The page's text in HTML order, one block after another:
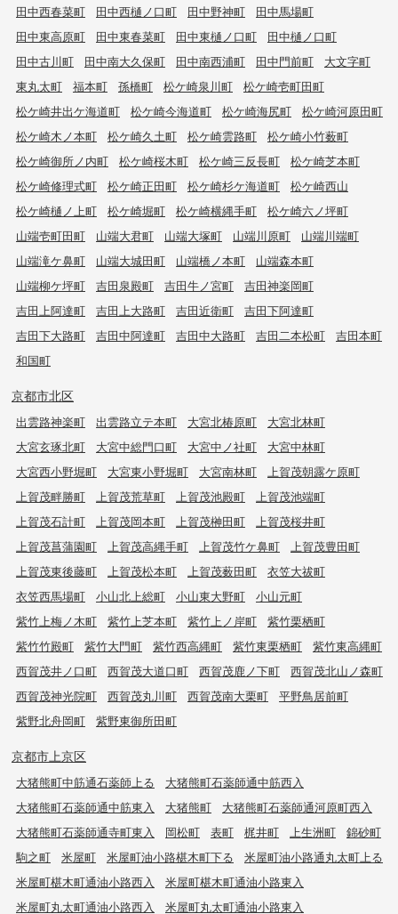
田中西春菜町
田中西樋ノ口町 田中野神町
田中馬場町
田中東高原町
田中東春菜町 田中東樋ノ口町
田中樋ノ口町
田中古川町
田中南大久保町 田中南西浦町 田中門前町
大文字町
東丸太町
福本町 孫橋町 松ケ崎泉川町
松ケ崎壱町田町
松ケ崎井出ケ海道町
松ケ崎今海道町 松ケ崎海尻町
松ケ崎河原田町
松ケ崎木ノ本町
松ケ崎久土町 松ケ崎雲路町
松ケ崎小竹薮町
松ケ崎御所ノ内町
松ケ崎桜木町 松ケ崎三反長町
松ケ崎芝本町
松ケ崎修理式町
松ケ崎正田町 松ケ崎杉ケ海道町
松ケ崎西山
松ケ崎樋ノ上町
松ケ崎堀町 松ケ崎横縄手町
松ケ崎六ノ坪町
山端壱町田町
山端大君町 山端大塚町 山端川原町
山端川端町
山端滝ケ鼻町
山端大城田町 山端橋ノ本町
山端森本町
山端柳ケ坪町
吉田泉殿町 吉田牛ノ宮町
吉田神楽岡町
吉田上阿達町
吉田上大路町 吉田近衛町
吉田下阿達町
吉田下大路町
吉田中阿達町 吉田中大路町 吉田二本松町
吉田本町
和国町
京都市北区
出雲路神楽町 出雲路立テ本町 大宮北椿原町
大宮北林町
大宮玄琢北町
大宮中総門口町 大宮中ノ社町
大宮中林町
大宮西小野堀町
大宮東小野堀町 大宮南林町
上賀茂朝露ケ原町
上賀茂畔勝町
上賀茂荒草町 上賀茂池殿町
上賀茂池端町
上賀茂石計町
上賀茂岡本町 上賀茂榊田町
上賀茂桜井町
上賀茂菖蒲園町
上賀茂高縄手町 上賀茂竹ケ鼻町
上賀茂豊田町
上賀茂東後藤町
上賀茂松本町 上賀茂薮田町
衣笠大祓町
衣笠西馬場町
小山北上総町 小山東大野町
小山元町
紫竹上梅ノ木町
紫竹上芝本町 紫竹上ノ岸町
紫竹栗栖町
紫竹竹殿町
紫竹大門町 紫竹西高縄町 紫竹東栗栖町
紫竹東高縄町
西賀茂井ノ口町
西賀茂大道口町 西賀茂鹿ノ下町
西賀茂北山ノ森町
西賀茂神光院町
西賀茂丸川町 西賀茂南大栗町
平野鳥居前町
紫野北舟岡町
紫野東御所田町
京都市上京区
大猪熊町中筋通石薬師上る
大猪熊町石薬師通中筋西入
大猪熊町石薬師通中筋東入
大猪熊町
大猪熊町石薬師通河原町西入
大猪熊町石薬師通寺町東入
岡松町 表町 梶井町 上生洲町
錦砂町
駒之町
米屋町 米屋町油小路椹木町下る
米屋町油小路通丸太町上る
米屋町椹木町通油小路西入
米屋町椹木町通油小路東入
米屋町丸太町通油小路西入
米屋町丸太町通油小路東入